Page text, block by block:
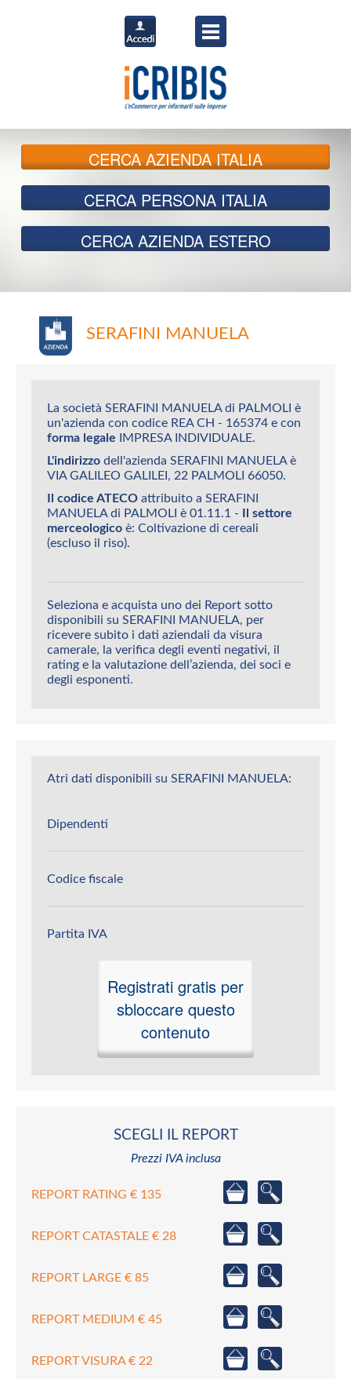
CERCAAZIENDA ITALIA
CERCA PERSONA ITALIA
CERCA AZIENDA ESTERO
SERAFINI MANUELA
La società SERAFINI MANUELA di PALMOLI è
un'azienda con codice REA CH - 165374 e con
forma legale IMPRESA INDIVIDUALE.
L'indirizzo dell'azienda SERAFINI MANUELA è
VIA GALILEO GALILEI, 22 PALMOLI 66050.
Il codice ATECO attribuito a SERAFINI
MANUELA di PALMOLI è 01.11.1 - Il settore
merceologico è: Coltivazione di cereali
(escluso il riso).
Seleziona e acquista uno dei Report sotto
disponibili su SERAFINI MANUELA, per
ricevere subito i dati aziendali da visura
camerale, la verifica degli eventi negativi, il
rating e la valutazione dell’azienda, dei soci e
degli esponenti.
Atri dati disponibili su SERAFINI MANUELA:
Dipendenti
Codice fiscale
Partita IVA
Registrati gratis per
sbloccare questo
contenuto
SCEGLI IL REPORT
Prezzi IVA inclusa
REPORT RATING € 135
REPORT CATASTALE € 28
REPORT LARGE € 85
REPORT MEDIUM € 45
REPORT VISURA € 22